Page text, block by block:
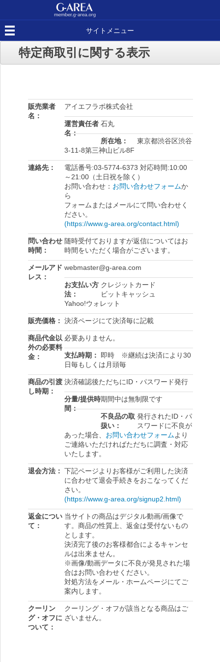
サイトメニュー
特定商取引に関する表示
販売業者
名
アイエフラボ株式会社
運営責任者
名
石丸
所在地
東京都渋谷区渋谷
3-11-8第三神山ビル8F
連絡先
電話番号:03-5774-6373 対応時間:10:00
～21:00（土日祝を除く）
お問い合わせ： お問い合わせフォームか
ら
フォームまたはメールにて問い合わせく
ださい。
(https://www.g-area.org/contact.html)
問い合わせ
時間
随時受付ておりますが返信についてはお
時間をいただく場合がございます。
メールアド
レス
webmaster@g-area.com
お支払い方
法
クレジットカード
ビットキャッシュ
Yahoo!ウォレット
販売価格 決済ページにて決済毎に記載
商品代金以
外の必要料
金
必要ありません。
支払時期
即時 ※継続は決済により30
日毎もしくは月頭毎
商品の引渡
し時期
決済確認後ただちにID・パスワード発行
分量/提供時
間
期間中は無制限です
不良品の取
扱い
発行されたID・パ
スワードに不良が
あった場合、 お問い合わせフォームより
ご連絡いただければただちに調査・対応
いたします。
退会方法
下記ページよりお客様がご利用した決済
に合わせて退会手続きをおこなってくだ
さい。
(https://www.g-area.org/signup2.html)
返金につい
て
当サイトの商品はデジタル動画/画像で
す。商品の性質上、返金は受付ないもの
とします。
決済完了後のお客様都合によるキャンセ
ルは出来ません。
※画像/動画データに不良が発見された場
合はお問い合わせください。
対処方法をメール・ホームページにてご
案内します。
クーリン
グ・オフに
ついて
クーリング・オフが該当となる商品はご
ざいません。